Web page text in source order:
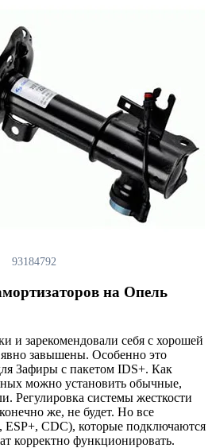
93184792
на Опель
и зарекомендовали себя с хорошей
завышены. Особенно это
Зафиры с пакетом IDS+. Как
можно установить обычные,
Регулировка системы жесткости
же, не будет. Но все
ESP+, CDC), которые подключаются
корректно функционировать.